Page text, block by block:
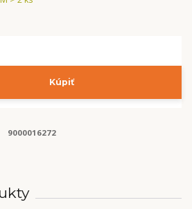
Kúpiť
9000016272